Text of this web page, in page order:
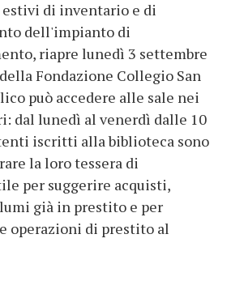
di inventario e di
dell'impianto di
riapre lunedì 3 settembre
Fondazione Collegio San
può accedere alle sale nei
dal lunedì al venerdì dalle 10
iscritti alla biblioteca sono
la loro tessera di
per suggerire acquisti,
già in prestito e per
operazioni di prestito al